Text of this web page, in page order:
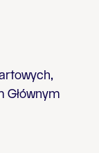
Głównym